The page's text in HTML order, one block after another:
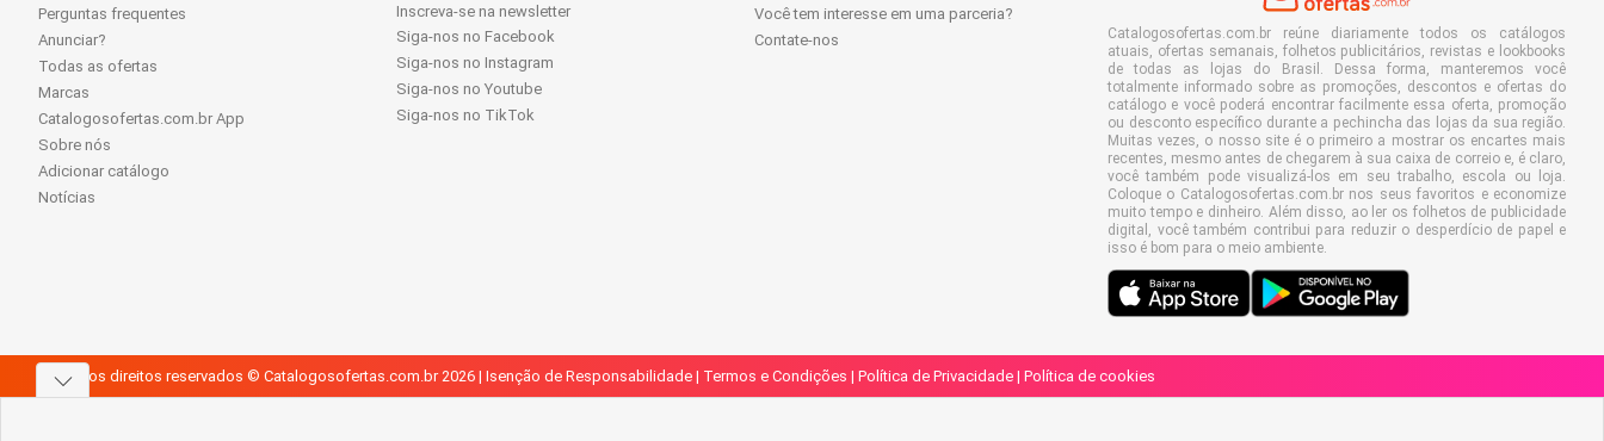
Perguntas frequentes
Anunciar?
Todas as ofertas
Marcas
Catalogosofertas.com.br App
Sobre nós
Adicionar catálogo
Notícias
Inscreva-se na newsletter
Siga-nos no Facebook
Siga-nos no Instagram
Siga-nos no Youtube
Siga-nos no TikTok
Você tem interesse em uma parceria?
Contate-nos
Catalogosofertas.com.br reúne diariamente todos os catálogos
atuais, ofertas semanais, folhetos publicitários, revistas e lookbooks
de todas as lojas do Brasil. Dessa forma, manteremos você
totalmente informado sobre as promoções, descontos e ofertas do
catálogo e você poderá encontrar facilmente essa oferta, promoção
ou desconto específico durante a pechincha das lojas da sua região.
Muitas vezes, o nosso site é o primeiro a mostrar os encartes mais
recentes, mesmo antes de chegarem à sua caixa de correio e, é claro,
você também pode visualizá-los em seu trabalho, escola ou loja.
Coloque o Catalogosofertas.com.br nos seus favoritos e economize
muito tempo e dinheiro. Além disso, ao ler os folhetos de publicidade
digital, você também contribui para reduzir o desperdício de papel e
isso é bom para o meio ambiente.
Todos os direitos reservados © Catalogosofertas.com.br 2026 | Isenção de Responsabilidade | Termos e Condições | Política de Privacidade | Política de cookies